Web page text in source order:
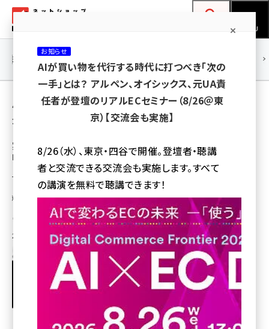
ン
ネットショップ担当者フォーラム
MENU
yahoo (1900)
楽天 (1871)
アスクル (1118)
base (1071)
ビィ・フォアード (773)
revico (739)
連載・特集 |
用語「Square」 が使われている記事の一覧
全 2 記事中 1 ～ 2 を表示中
実店舗向け決済サービスのSquareが無料の
ECサイト構築・運営サービスを提供
サービス名称は「Square オンラインビジネス」。決済は「Square」を使う。
「Square」を導入している実店舗事業者は、対面販売に加えネット通販を無
料で展開できるようになる
石居 岳
2020年10月16日 11:00
お知らせ
AIが買い物を代行する時代に打つべき「次の
一手」とは？ アルペン、オイシックス、元UA責
任者が登壇のリアルECセミナー（8/26＠東
京）【交流会も実施】
8/26（水）、東京・四谷で開催。登壇者・聴講
者と交流できる交流会も実施します。すべて
の講演を無料で聴講できます！